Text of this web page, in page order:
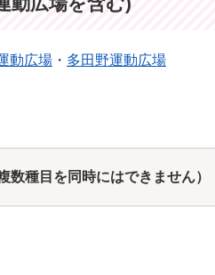
動広場 ・ 多田野運動広場
数種目を同時にはできません）